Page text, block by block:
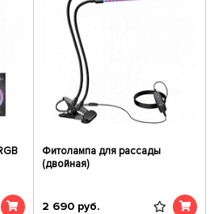
Фитолампа для рассады
(двойная)
2 690 руб.